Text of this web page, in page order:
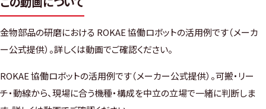
金物部品の研磨における ROKAE 協働ロボットの活用例です（メーカ
ー公式提供）。詳しくは動画でご確認ください。
ROKAE 協働ロボットの活用例です（メーカー公式提供）。可搬・リー
チ・動線から、現場に合う機種・構成を中立の立場で一緒に判断しま